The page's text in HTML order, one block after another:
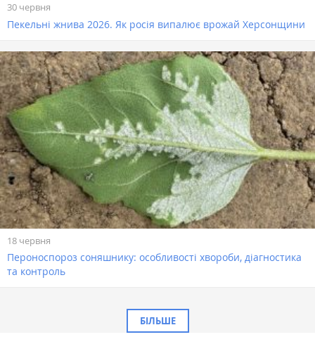
30 червня
Пекельні жнива 2026. Як росія випалює врожай Херсонщини
18 червня
Пероноспороз соняшнику: особливості хвороби, діагностика
та контроль
БІЛЬШЕ